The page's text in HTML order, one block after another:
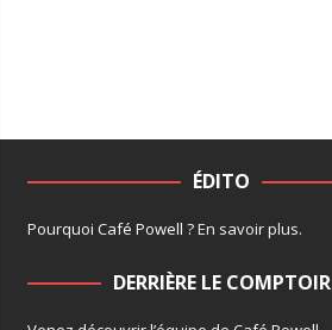
ÉDITO
Pourquoi Café Powell ?En savoir plus.
DERRIÈRE LE COMPTOIR